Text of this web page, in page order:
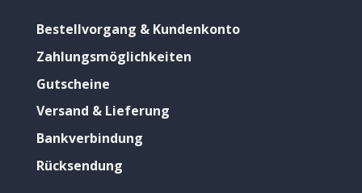
Bestellvorgang & Kundenkonto
Zahlungsmöglichkeiten
Gutscheine
Versand & Lieferung
Bankverbindung
Rücksendung